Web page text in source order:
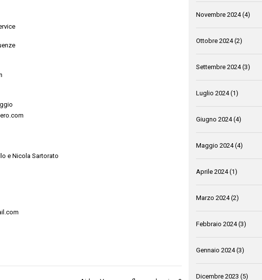
e Nicola Sartorato
Novembre 2024(4)
Ottobre 2024(2)
Settembre 2024(3)
Luglio 2024(1)
Giugno 2024(4)
Maggio 2024(4)
Aprile 2024(1)
Marzo 2024(2)
Febbraio 2024(3)
Gennaio 2024(3)
Dicembre 2023 (5)